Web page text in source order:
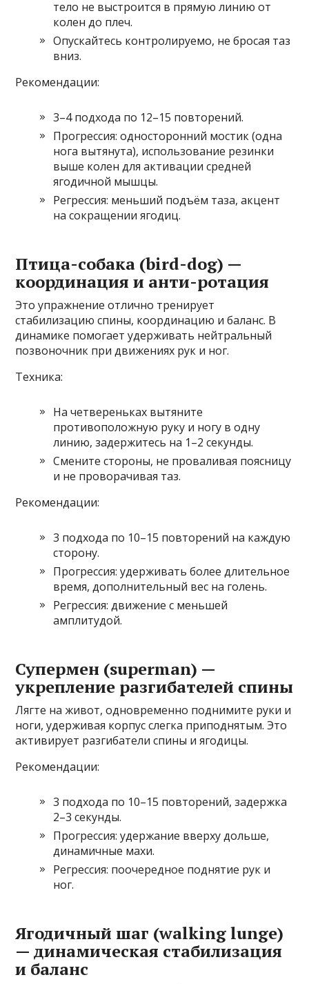
тело не выстроится в прямую линию от
колен до плеч.
Опускайтесь контролируемо, не бросая таз
вниз.
Рекомендации:
3–4 подхода по 12–15 повторений.
Прогрессия: односторонний мостик (одна
нога вытянута), использование резинки
выше колен для активации средней
ягодичной мышцы.
Регрессия: меньший подъём таза, акцент
на сокращении ягодиц.
Птица-собака (bird-dog) —
координация и анти-ротация
Это упражнение отлично тренирует
стабилизацию спины, координацию и баланс. В
динамике помогает удерживать нейтральный
позвоночник при движениях рук и ног.
Техника:
На четвереньках вытяните
противоположную руку и ногу в одну
линию, задержитесь на 1–2 секунды.
Смените стороны, не проваливая поясницу
и не проворачивая таз.
Рекомендации:
3 подхода по 10–15 повторений на каждую
сторону.
Прогрессия: удерживать более длительное
время, дополнительный вес на голень.
Регрессия: движение с меньшей
амплитудой.
Супермен (superman) —
укрепление разгибателей спины
Лягте на живот, одновременно поднимите руки и
ноги, удерживая корпус слегка приподнятым. Это
активирует разгибатели спины и ягодицы.
Рекомендации:
3 подхода по 10–15 повторений, задержка
2–3 секунды.
Прогрессия: удержание вверху дольше,
динамичные махи.
Регрессия: поочередное поднятие рук и
ног.
Ягодичный шаг (walking lunge)
— динамическая стабилизация
и баланс